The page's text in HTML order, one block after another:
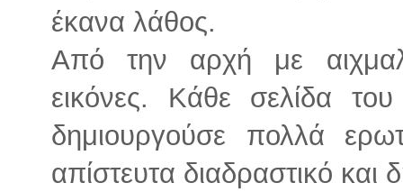
έκανα λάθος.
Από την αρχή με
εικόνες. Κάθε σελίδα
δημιουργούσε πολλά
απίστευτα διαδραστικό και